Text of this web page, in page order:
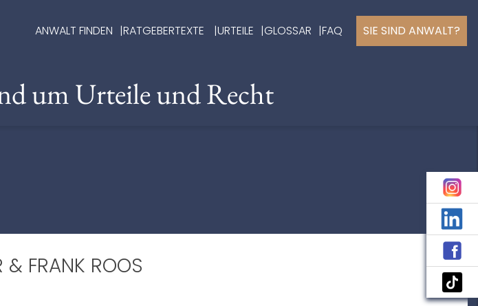
ANWALT FINDEN RATGEBERTEXTE URTEILE GLOSSAR FAQ SIE SIND ANWALT?
um Urteile und Recht
& FRANK ROOS